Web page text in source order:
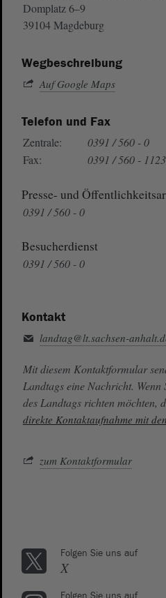
Domplatz 6–9
39104 Magdeburg
Wegbeschreibung
Auf Google Maps
Telefon und Fax
Zentrale:
0391 / 560 - 0
Fax:
0391 / 560 - 1123
Presse- und
0391 / 560 - 0
Besucherdienst
0391 / 560 - 0
Kontakt
landtag@lt.sachsen-
Mit diesem Kontaktformular
Landtags eine Nachricht.
des Landtags richten möchten,
direkte Kontaktaufnahme mit
zum Kontaktformular
Folgen Sie uns auf
X